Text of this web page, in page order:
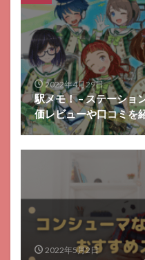
2022年4月29日
駅メモ！ – ステーショ
価レビューや口コミを
2022年5月2日